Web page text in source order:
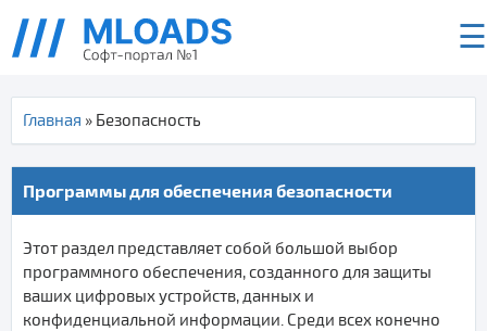
☰
Главная » Безопасность
Программы для обеспечения безопасности
Этот раздел представляет собой большой выбор
программного обеспечения, созданного для защиты
ваших цифровых устройств, данных и
конфиденциальной информации. Среди всех конечно